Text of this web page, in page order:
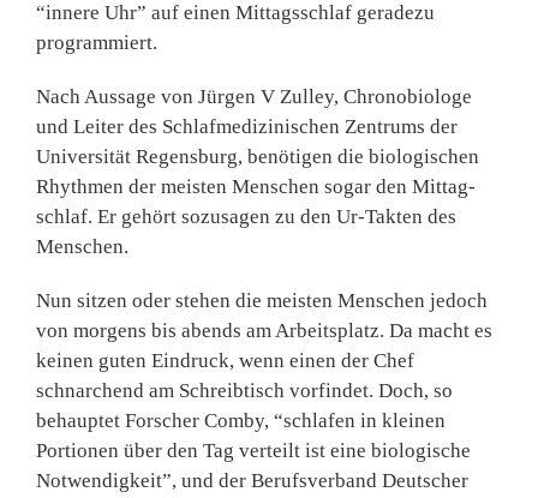
“innere Uhr” auf ei­nen Mittagsschlaf geradezu
programmiert.
Nach Aussage von Jürgen V Zulley, Chronobiologe
und Leiter des Schlafmedizini­schen Zentrums der
Universität Regensburg, benötigen die bio­logischen
Rhythmen der meisten Menschen sogar den Mittag­
schlaf. Er gehört sozusagen zu den Ur-Takten des
Menschen.
Nun sitzen oder stehen die meisten Menschen jedoch
von morgens bis abends am Arbeits­platz. Da macht es
keinen guten Eindruck, wenn einen der Chef
schnarchend am Schreibtisch vorfindet. Doch, so
behauptet Forscher Comby, “schlafen in kleinen
Portionen über den Tag verteilt ist eine biologische
Notwendigkeit”, und der Berufs­verband Deutscher